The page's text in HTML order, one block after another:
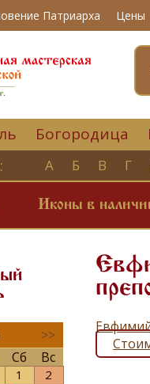
Патриарха Цены
Богородица
А Б В Г
Иконы в
>>
Сб Вс
1
2